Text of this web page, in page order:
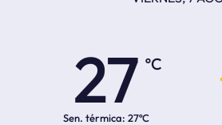
27
ºC
Sen. térmica: 27ºC